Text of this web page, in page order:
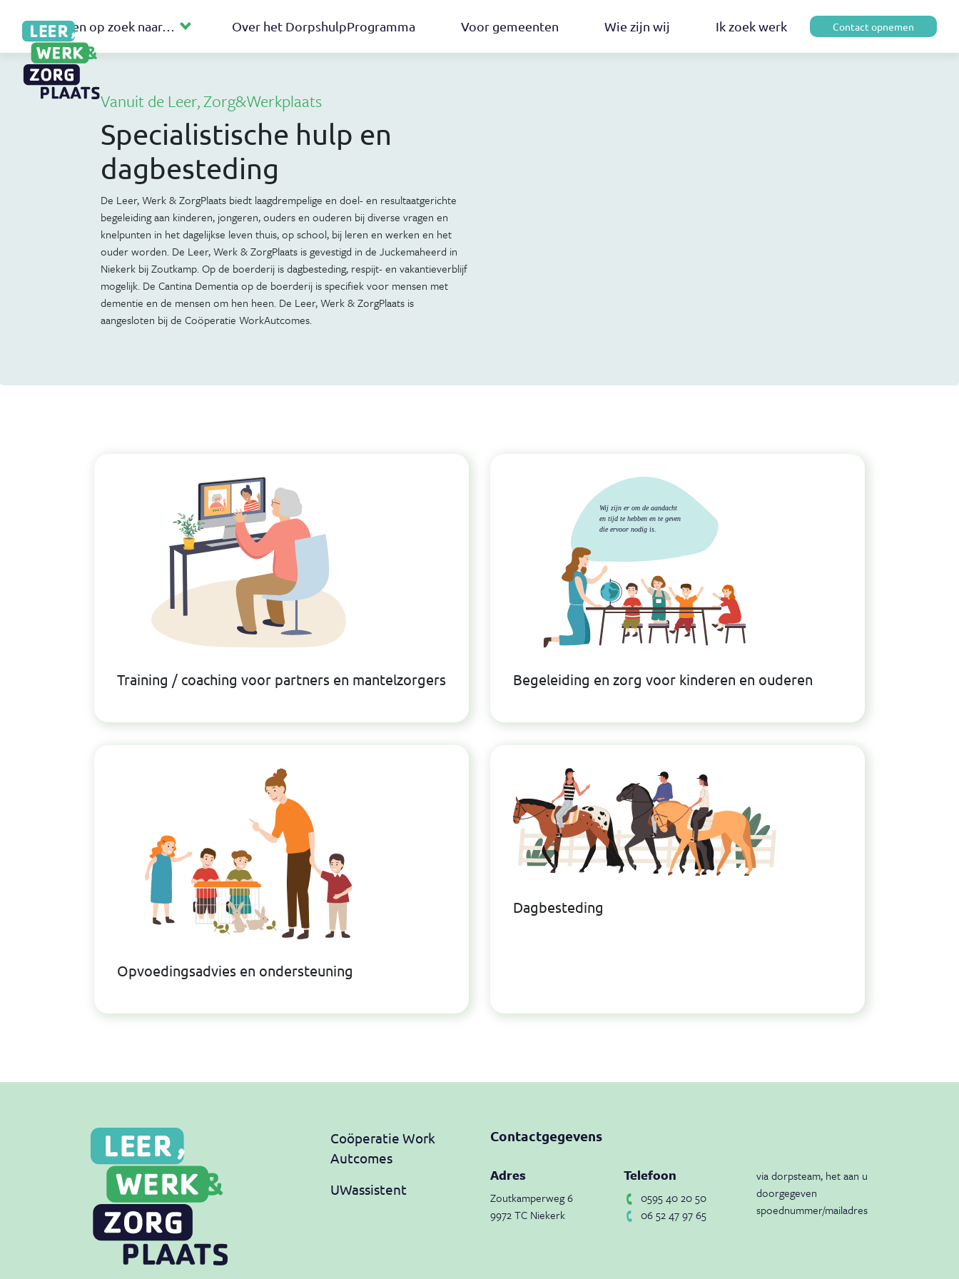
Ik ben op zoek naar… Over het DorpshulpProgramma Voor gemeenten Wie zijn wij Ik zoek werk Contact opnemen
Vanuit de Leer, Zorg&Werkplaats
Specialistische hulp en
dagbesteding
De Leer, Werk & ZorgPlaats biedt laagdrempelige en doel- en resultaatgerichte
begeleiding aan kinderen, jongeren, ouders en ouderen bij diverse vragen en
knelpunten in het dagelijkse leven thuis, op school, bij leren en werken en het
ouder worden. De Leer, Werk & ZorgPlaats is gevestigd in de Juckemaheerd in
Niekerk bij Zoutkamp. Op de boerderij is dagbesteding, respijt- en vakantieverblijf
mogelijk. De Cantina Dementia op de boerderij is specifiek voor mensen met
dementie en de mensen om hen heen. De Leer, Werk & ZorgPlaats is
aangesloten bij de Coöperatie WorkAutcomes.
Training / coaching voor partners en mantelzorgers Begeleiding en zorg voor kinderen en ouderen
Opvoedingsadvies en ondersteuning
Dagbesteding
Coöperatie Work
Autcomes
UWassistent
Contactgegevens
Adres
Zoutkamperweg 6
9972 TC Niekerk
Telefoon
0595 40 20 50
06 52 47 97 65
via dorpsteam, het aan u
doorgegeven
spoednummer/mailadres